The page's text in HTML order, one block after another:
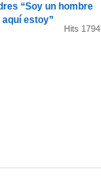
“Soy un hombre
estoy”
Hits 1794